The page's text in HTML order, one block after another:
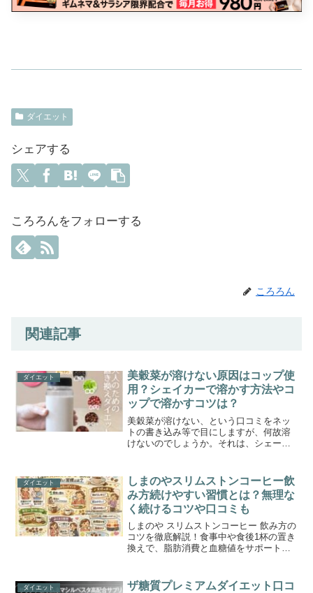
ダイエット
シェアする
ころろんをフォローする
ころろん
関連記事
ダイエット
美穀菜が溶けない原因はコップ使
用？シェイカーで溶かす方法やコ
ップで溶かすコツは？
美穀菜が溶けない、という口コミをネッ
トの書き込み等で目にしますが、何故溶
けないのでしょうか。それは、シェーカ
うです。コップで溶かすと、美穀菜が溶
けないことがあります。シ...
ダイエット
しまのやスリムストンコーヒー飲
み方続けやすい習慣とは？無理な
く続けるコツや口コミも
しまのや スリムストンコーヒー 飲み方の
コツを徹底解説！食事中や食後1杯の置き
換えで、脂肪消費と血糖値をサポート。
ダイエット
ザ糖質プレミアムダイエット口コ